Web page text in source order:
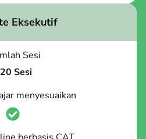
Eksekutif
Sesi
20 Sesi
menyesuaikan